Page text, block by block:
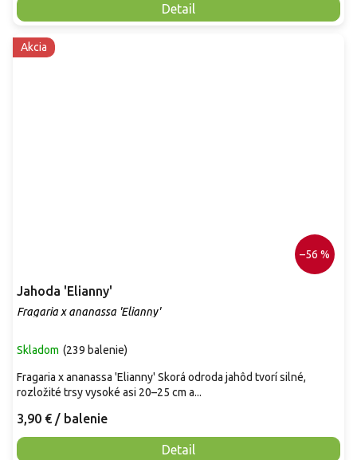
Detail
Akcia
–56 %
Jahoda 'Elianny'
Fragaria x ananassa 'Elianny'
Skladom (239 balenie)
3,90 € / balenie
Detail
Fragaria x ananassa 'Elianny' Skorá odroda jahôd tvorí silné,
rozložité trsy vysoké asi 20–25 cm a...